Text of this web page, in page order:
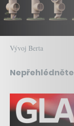
Vývoj Berta